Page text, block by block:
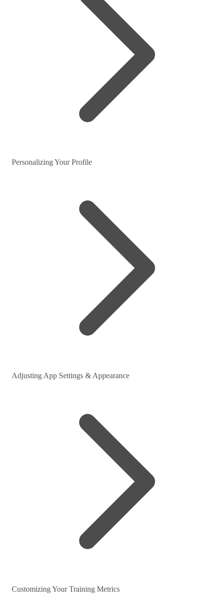
Personalizing Your Profile
Adjusting App Settings & Appearance
Customizing Your Training Metrics